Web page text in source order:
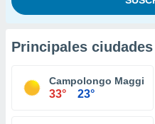
Principales ciudades
Campolongo Maggiore
33° 23°